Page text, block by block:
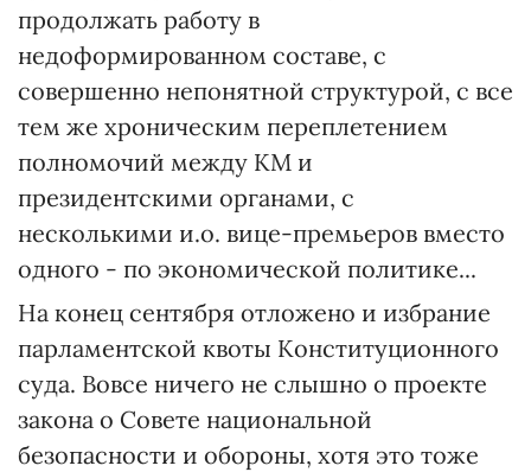
продолжать работу в
недоформированном составе, с
совершенно непонятной структурой, с все
тем же хроническим переплетением
полномочий между КМ и
президентскими органами, с
несколькими и.о. вице-премьеров вместо
одного - по экономической политике...
На конец сентября отложено и избрание
парламентской квоты Конституционного
суда. Вовсе ничего не слышно о проекте
закона о Совете национальной
безопасности и обороны, хотя это тоже